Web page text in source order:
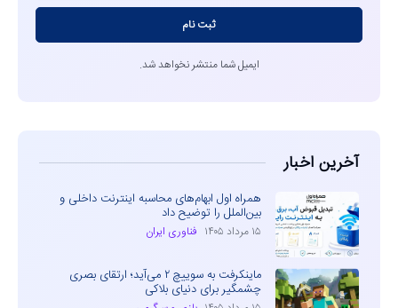
ثبت نام
ایمیل شما منتشر نخواهد شد.
آخرین اخبار
همراه اول ابهام‌های محاسبه اینترنت داخلی و
بین‌الملل را توضیح داد
۱۵ مرداد ۱۴۰۵ فناوری ایران
ماینکرفت به سوییچ ۲ می‌آید؛ ارتقای بصری
چشمگیر برای دنیای بلاکی